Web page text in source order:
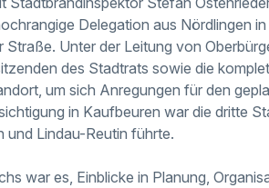
Delegation aus Nördlingen
Straße. Unter der Leitung von
des Stadtrats sowie die
um sich Anregungen für den
in Kaufbeuren war die dritte
und Lindau-Reutin führte.
war es, Einblicke in Planung,